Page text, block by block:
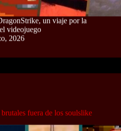
un viaje por la
videojuego
2026
fuera de los soulslike